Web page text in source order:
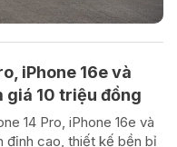
iPhone 16e và
giá 10 triệu đồng
14 Pro, iPhone 16e và
định cao, thiết kế bền bỉ